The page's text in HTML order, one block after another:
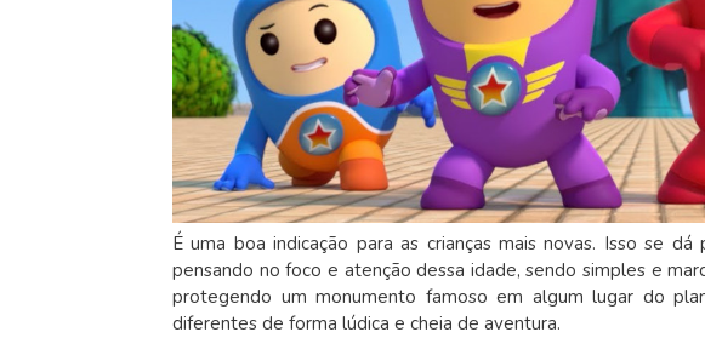
É uma boa indicação para as crianças mais novas. Isso se
pensando no foco e atenção dessa idade, sendo simples e
protegendo um monumento famoso em algum lugar do
diferentes de forma lúdica e cheia de aventura.